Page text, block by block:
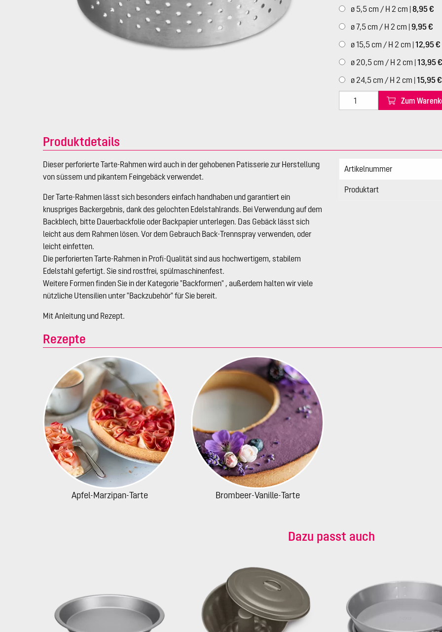
ø 5,5 cm / H 2 cm |8,95 €
ø 7,5 cm / H 2 cm |9,95 €
ø 15,5 cm / H 2 cm |12,95 €
ø 20,5 cm / H 2 cm |13,95 €
ø 24,5 cm / H 2 cm |15,95 €
Zum
Produktdetails
Dieser perforierte Tarte-Rahmen wird auch in der gehobenen Patisserie zur Herstellung
von süssem und pikantem Feingebäck verwendet.
Der Tarte-Rahmen lässt sich besonders einfach handhaben und garantiert ein
knuspriges Backergebnis, dank des gelochten Edelstahlrands. Bei Verwendung auf dem
Backblech, bitte Dauerbackfolie oder Backpapier unterlegen. Das Gebäck lässt sich
leicht aus dem Rahmen lösen. Vor dem Gebrauch Back-Trennspray verwenden, oder
leicht einfetten.
Die perforierten Tarte-Rahmen in Profi-Qualität sind aus hochwertigem, stabilem
Edelstahl gefertigt. Sie sind rostfrei, spülmaschinenfest.
Weitere Formen finden Sie in der Kategorie "Backformen" , außerdem halten wir viele
nützliche Utensilien unter "Backzubehör" für Sie bereit.
Mit Anleitung und Rezept.
Artikelnummer
Produktart
Rezepte
Apfel-Marzipan-Tarte Brombeer-Vanille-Tarte
Dazu passt auch